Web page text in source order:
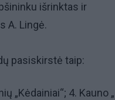
išrinktas ir
A. Lingė.
pasiskirstė taip:
„Kėdainiai“; 4. Kauno